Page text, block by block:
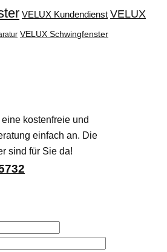
VELUX Kundendienst VELUX
VELUX Schwingfenster
kostenfreie und
einfach an. Die
sind für Sie da!